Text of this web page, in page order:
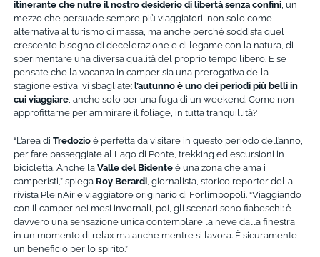
itinerante che nutre il nostro desiderio di libertà senza confini , un
mezzo che persuade sempre più viaggiatori, non solo come
alternativa al turismo di massa, ma anche perché soddisfa quel
crescente bisogno di decelerazione e di legame con la natura, di
sperimentare una diversa qualità del proprio tempo libero. E se
pensate che la vacanza in camper sia una prerogativa della
stagione estiva, vi sbagliate:l’autunno è uno dei periodi più belli in
cui viaggiare , anche solo per una fuga di un weekend. Come non
approfittarne per ammirare il foliage, in tutta tranquillità?
“L’area diTredozio è perfetta da visitare in questo periodo dell’anno,
per fare passeggiate al Lago di Ponte, trekking ed escursioni in
bicicletta. Anche laValle del Bidente è una zona che ama i
camperisti,” spiega Roy Berardi , giornalista, storico reporter della
rivista PleinAir e viaggiatore originario di Forlimpopoli. “Viaggiando
con il camper nei mesi invernali, poi, gli scenari sono fiabeschi: è
davvero una sensazione unica contemplare la neve dalla finestra,
in un momento di relax ma anche mentre si lavora. È sicuramente
un beneficio per lo spirito.”